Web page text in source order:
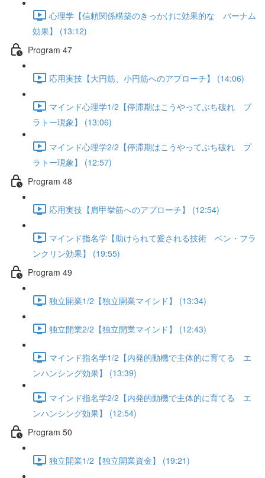
心理学【信頼関係構築のきっかけに効果的な バーナム
効果】 (13:12)
Program 47
応用実技【大円筋、小円筋へのアプローチ】 (14:06)
マインド心理学1/2【停滞期はこうやってぶち破れ プ
ラトー現象】 (13:06)
マインド心理学2/2【停滞期はこうやってぶち破れ プ
ラトー現象】 (12:57)
Program 48
応用実技【肩甲挙筋へのアプローチ】 (12:54)
マインド指名学【助けられて愛される技術 ベン・フラ
ンクリン効果】 (19:55)
Program 49
独立開業1/2【独立開業マインド】 (13:34)
独立開業2/2【独立開業マインド】 (12:43)
マインド指名学1/2【内発的動機で主体的に育てる エ
ンハンシング効果】 (13:39)
マインド指名学2/2【内発的動機で主体的に育てる エ
ンハンシング効果】 (12:54)
Program 50
独立開業1/2【独立開業資金】 (19:21)